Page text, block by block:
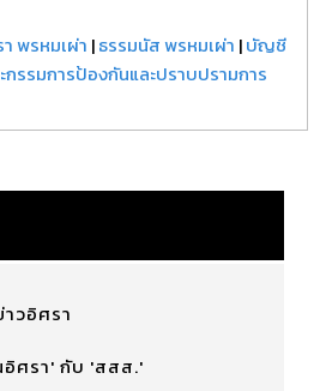
พรหมเผ่า |ธรรมนัส พรหมเผ่า |บัญชี
รรมการป้องกันและปราบปรามการ
วอิศรา
ศรา' กับ 'สสส.'